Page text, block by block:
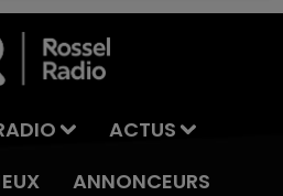
ACTUS
ANNONCEURS